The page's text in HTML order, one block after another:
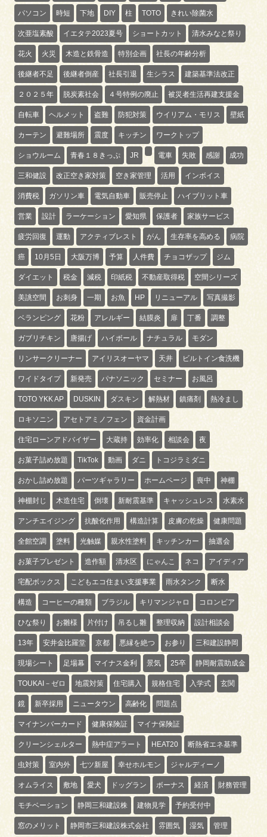
パソコン 時短 下地 DIY 柱 TOTO きれい除菌水
次亜塩素酸 イエタテ2023夏号 ショートカット 清水みなと祭り
花火 火災 木造と鉄骨造 特別企画 社長の年齢分析
後継者不足 後継者倒産 社長引退 生シラス 建築基準法改正
２０２５年 脱炭素社会 ４号特例の廃止 被災者生活再建支援金
自転車 ヘルメット 盗難 防犯対策 ウイリアム・モリス 壁紙
カーテン 避難場所 震度 キッチン ワークトップ
ショウルーム 青春１８きっぷ JR 電車 失敗 感謝 成功
三和健設 改正空き家対策 空き家管理 活用 インボイス
消費税 ガソリン車 電気自動車 販売停止 ハイブリット車
営業 設計 ラーケーション 愛知県 保護者 家族サービス
疲労回復 運動 アクティブレスト がん 生存率を高める 病院
癌 10月5日 大阪万博 予算 人件費 チョコザップ ジム
ダイエット 税金 減税 印紙税 不動産取得税 空間シリーズ
美誂空間 お刺身 一期 お魚 HP リニューアル 写真撮影
ベランピング 花粉 アレルギー 結膜炎 扉 丁番 調整
ガブリチキン 唐揚げ ハイボール ナチュラル モダン
リンサークリーナー アイリスオーヤマ 天井 ビルトイン食洗機
ワイドタイプ 新発売 パナソニック セミナー お風呂
TOTO YKK AP DUSKIN ダスキン 解熱材 鎮痛剤 熱冷まし
ロキソニン アセトアミノフェン 資金計画
住宅ローンアドバイザー 大蔵持 効率化 相談会 夜
お菓子詰め放題 TikTok 動画 ダニ トコジラミダニ
おかし詰め放題 パーツギャラリー ホームページ 喪中 神棚
神棚封じ 木造住宅 倒壊 新耐震基準 キャッシュレス 水素水
アンチエイジング 抗酸化作用 構造計算 皮膚の乾燥 健康問題
全館空調 塗料 光触媒 親水性塗料 キッチンカー 抽選会
お菓子プレゼント 造作額 清水区 にゃんこ ネコ アイディア
宅配ボックス こどもエコ住まい支援事業 雨水タンク 断水
構造 コーヒーの種類 ブラジル キリマンジャロ コロンビア
ひな祭り お雛様 片付け 吊るし雛 整理収納 設計相談会
13年 安井金比羅堂 京都 悪縁を絶つ お参り 三和建設静岡
現場シート 足場幕 マイナス金利 景気 25卒 静岡耐震助成金
TOUKAI－ゼロ 地震対策 住宅購入 規格住宅 入学式 玄関
鏡 新卒採用 ニュータウン 高齢化 問題点
マイナンバーカード 健康保険証 マイナ保険証
クリーンシェルター 熱中症アラート HEAT20 断熱省エネ基準
虫対策 室内外 七ツ新屋 幸せホルモン ジャルディーノ
オムライス 敷地 愛犬 ドッグラン ボーナス 経済 財務管理
モチベーション 静岡三和建設株 建物見学 予約受付中
窓のメリット 静岡市三和建設株式会社 雰囲気 湿気 管理